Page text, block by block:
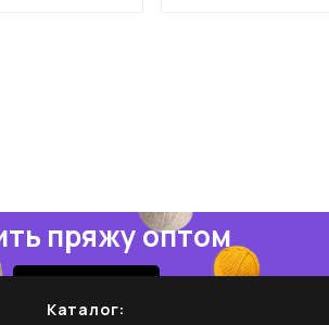
пряжу оптом
Каталог: